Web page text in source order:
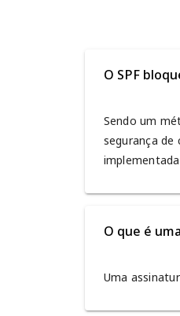
O SPF
Sendo um
segurança
O que é
Uma